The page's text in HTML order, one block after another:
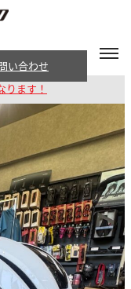
い合わせ
ります！